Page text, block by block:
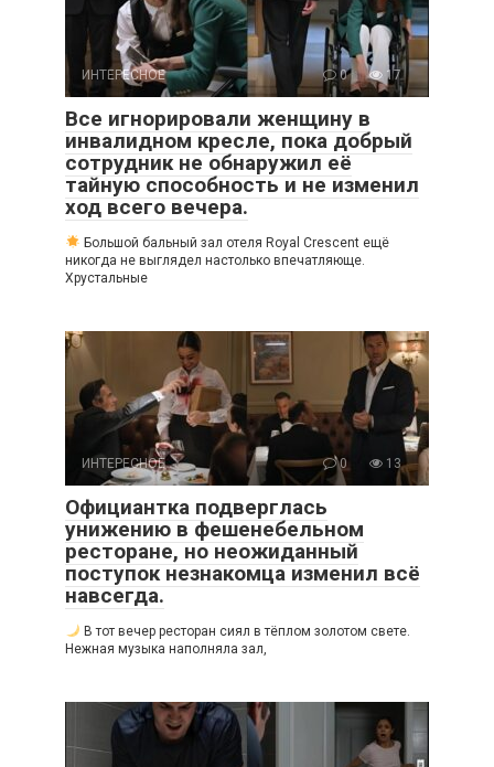
ИНТЕРЕСНОЕ 0 17
Все игнорировали женщину в
инвалидном кресле, пока добрый
сотрудник не обнаружил её
тайную способность и не изменил
ход всего вечера.
Большой бальный зал отеля Royal Crescent ещё
никогда не выглядел настолько впечатляюще.
Хрустальные
ИНТЕРЕСНОЕ 0 13
Официантка подверглась
унижению в фешенебельном
ресторане, но неожиданный
поступок незнакомца изменил всё
навсегда.
В тот вечер ресторан сиял в тёплом золотом свете.
Нежная музыка наполняла зал,